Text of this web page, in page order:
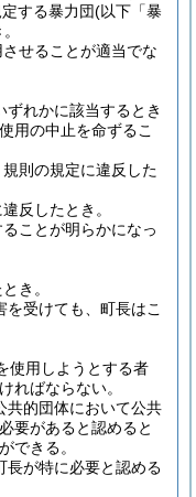
する暴力団(以下「暴
せることが適当でな
ずれかに該当するとき
用の中止を命ずるこ
則の規定に違反した
反したとき。
ことが明らかになっ
き。
受けても、町長はこ
使用しようとする者
ればならない。
共的団体において公共
要があると認めると
できる。
長が特に必要と認める